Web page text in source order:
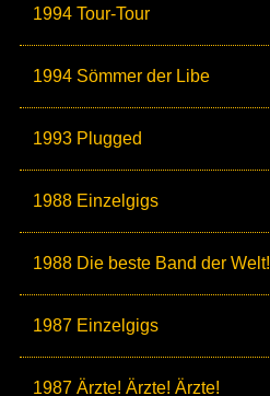
1994 Tour-Tour
1994 Sömmer der Libe
1993 Plugged
1988 Einzelgigs
1988 Die beste Band der Welt!
1987 Einzelgigs
1987 Ärzte! Ärzte! Ärzte!